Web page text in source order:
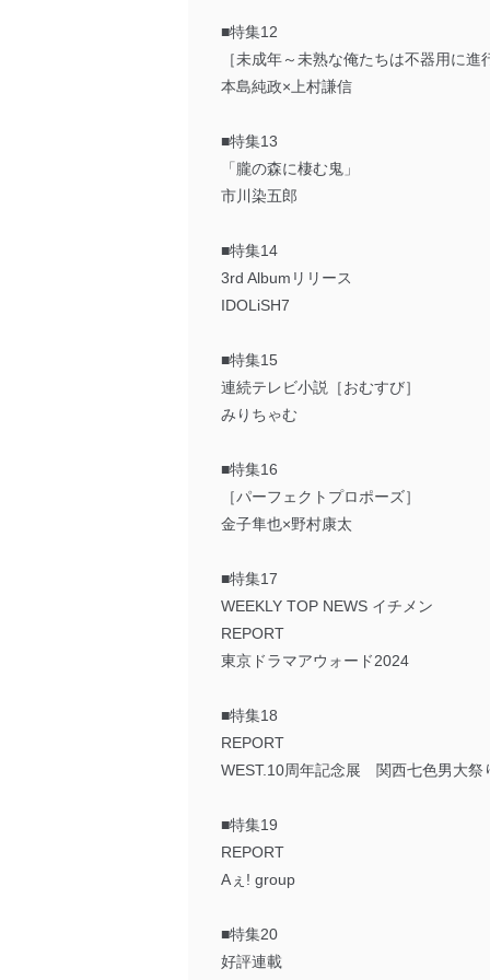
■特集12
［未成年～未熟な俺たちは不器用に進
本島純政×上村謙信
■特集13
「朧の森に棲む鬼」
市川染五郎
■特集14
3rd Albumリリース
IDOLiSH7
■特集15
連続テレビ小説［おむすび］
みりちゃむ
■特集16
［パーフェクトプロポーズ］
金子隼也×野村康太
■特集17
WEEKLY TOP NEWS イチメン
REPORT
東京ドラマアウォード2024
■特集18
REPORT
WEST.10周年記念展 関西七色男大祭
■特集19
REPORT
Aぇ! group
■特集20
好評連載